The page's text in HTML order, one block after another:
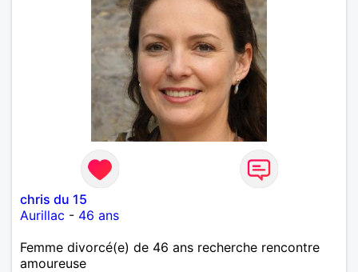
chris du 15
Aurillac - 46 ans
Femme divorcé(e) de 46 ans recherche rencontre
amoureuse